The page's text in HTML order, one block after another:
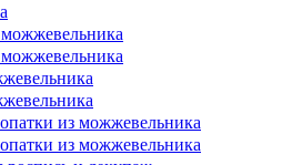
из можжевельника
из можжевельника